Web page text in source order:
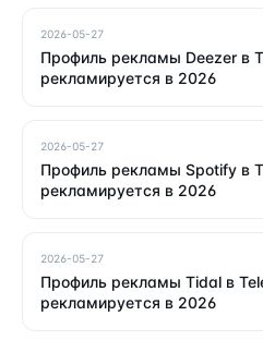
2026-05-27
Профиль рекламы Deezer в
рекламируется в 2026
2026-05-27
Профиль рекламы Spotify в
рекламируется в 2026
2026-05-27
Профиль рекламы Tidal в
рекламируется в 2026